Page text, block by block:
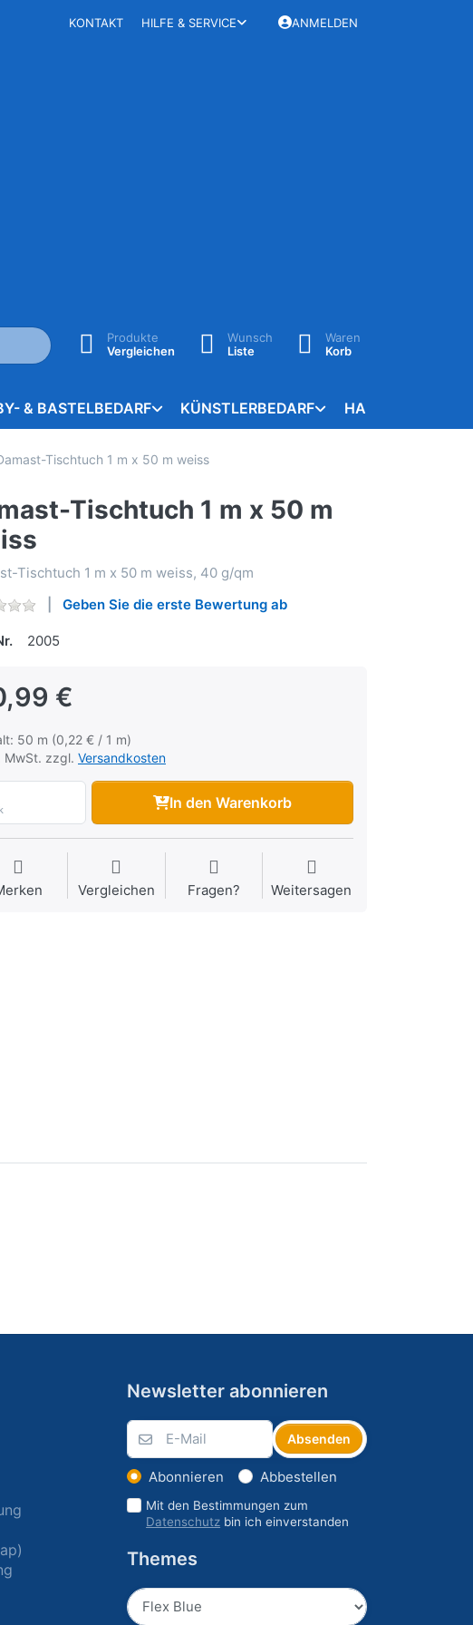
KONTAKT HILFE & SERVICE ANMELDEN
Produkte
Vergleichen
Wunsch
Liste
Waren
Korb
& BASTELBEDARF KÜNSTLERBEDARF
Tischtuch 1 m x 50 m weiss
Tischtuch 1 m x 50 m
Tischtuch 1 m x 50 m weiss, 40 g/qm
Geben Sie die erste Bewertung ab
2005
€
50 m (0,22 € / 1 m)
MwSt. zzgl. Versandkosten
In den Warenkorb
Vergleichen Fragen? Weitersagen
Newsletter abonnieren
Absenden
Abonnieren Abbestellen
Mit den Bestimmungen zum
Datenschutz bin ich einverstanden
Themes